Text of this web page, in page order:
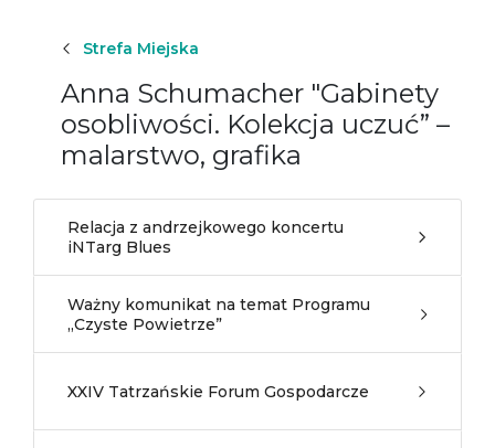
Strefa Miejska
Anna Schumacher "Gabinety
osobliwości. Kolekcja uczuć” –
malarstwo, grafika
Relacja z andrzejkowego koncertu
iNTarg Blues
Ważny komunikat na temat Programu
„Czyste Powietrze”
XXIV Tatrzańskie Forum Gospodarcze